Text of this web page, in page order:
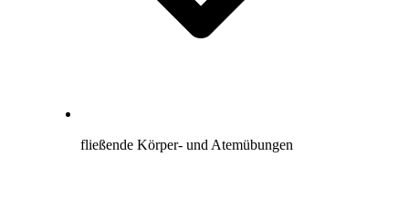
fließende Körper- und Atemübungen